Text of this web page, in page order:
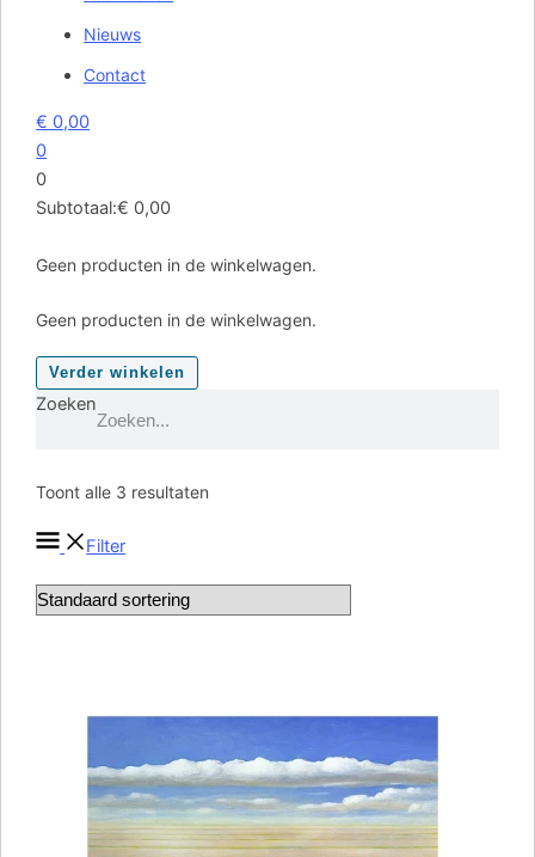
Nieuws
Contact
€ 0,00
0
0
Subtotaal:€ 0,00
Geen producten in de winkelwagen.
Geen producten in de winkelwagen.
Verder winkelen
Zoeken
Toont alle 3 resultaten
Filter